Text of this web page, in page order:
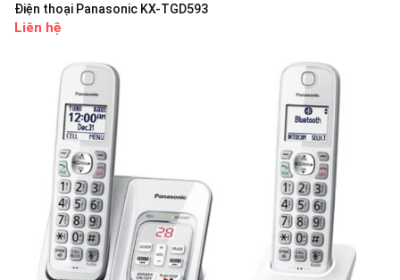
Điện thoại Panasonic KX-TGD593
Liên hệ